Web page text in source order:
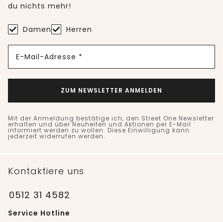
du nichts mehr!
Damen Herren
E-Mail-Adresse *
ZUM NEWSLETTER ANMELDEN
Mit der Anmeldung bestätige ich, den Street One Newsletter
erhalten und über Neuheiten und Aktionen per E-Mail
informiert werden zu wollen. Diese Einwilligung kann
jederzeit widerrufen werden.
Kontaktiere uns
0512 31 4582
Service Hotline